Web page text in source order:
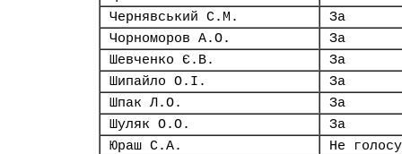
Чернявський С.М.
За
Чорноморов А.О.
За
Шевченко Є.В.
За
Шипайло О.І.
За
Шпак Л.О.
За
Шуляк О.О.
За
Юраш С.А.
Не